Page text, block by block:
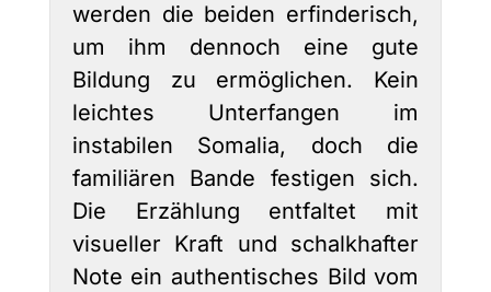
werden die beiden erfinderisch,
um ihm dennoch eine gute
Bildung zu ermöglichen. Kein
leichtes Unterfangen im
instabilen Somalia, doch die
familiären Bande festigen sich.
Die Erzählung entfaltet mit
visueller Kraft und schalkhafter
Note ein authentisches Bild vom